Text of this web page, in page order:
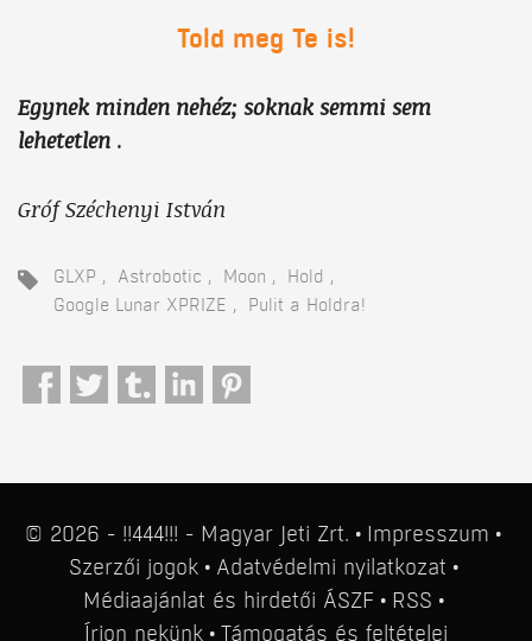
Told meg Te is!
Egynek minden nehéz; soknak semmi sem
lehetetlen .
Gróf Széchenyi István
GLXP Astrobotic Moon
Hold
Google Lunar XPRIZE
Pulit a Holdra!
© 2026 - !!444!!! - Magyar Jeti Zrt.
Impresszum
Szerzői jogok
Adatvédelmi nyilatkozat
Médiaajánlat és hirdetői ÁSZF
RSS
Írjon nekünk
Támogatás és feltételei